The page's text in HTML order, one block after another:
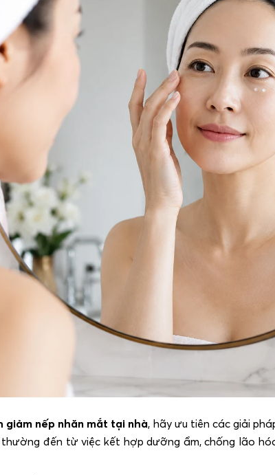
giảm nếp nhăn mắt tại nhà, hãy ưu tiên các giải
đến từ việc kết hợp dưỡng ẩm, chống lão